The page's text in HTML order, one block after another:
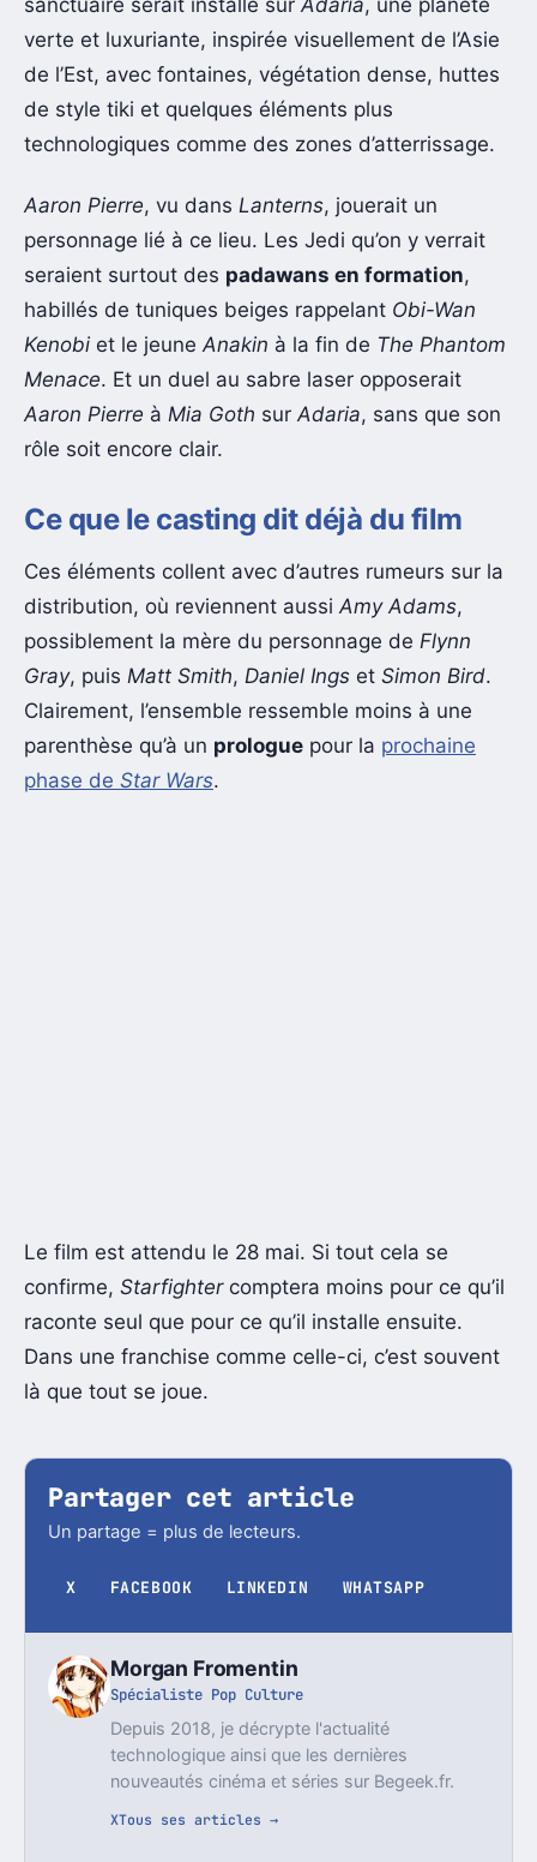
verte et luxuriante, inspirée visuellement de l’Asie
de l’Est, avec fontaines, végétation dense, huttes
de style tiki et quelques éléments plus
technologiques comme des zones d’atterrissage.
Aaron Pierre, vu dans Lanterns, jouerait un
personnage lié à ce lieu. Les Jedi qu’on y verrait
seraient surtout des padawans en formation,
habillés de tuniques beiges rappelant Obi-Wan
Kenobi et le jeuneAnakin à la fin de The Phantom
Menace. Et un duel au sabre laser opposerait
Aaron Pierre à Mia Goth surAdaria, sans que son
rôle soit encore clair.
Ce que le casting dit déjà du film
Ces éléments collent avec d’autres rumeurs sur la
distribution, où reviennent aussiAmy Adams,
possiblement la mère du personnage de Flynn
Gray, puis Matt Smith, Daniel Ings et Simon Bird.
Clairement, l’ensemble ressemble moins à une
parenthèse qu’à un prologue pour la prochaine
phase de Star Wars.
Le film est attendu le 28 mai. Si tout cela se
confirme, Starfightercomptera moins pour ce qu’il
raconte seul que pour ce qu’il installe ensuite.
Dans une franchise comme celle-ci, c’est souvent
là que tout se joue.
Partager cet article
Un partage = plus de lecteurs.
X FACEBOOK LINKEDIN WHATSAPP
Morgan Fromentin
Spécialiste Pop Culture
Depuis 2018, je décrypte l'actualité
technologique ainsi que les dernières
nouveautés cinéma et séries sur Begeek.fr.
XTous ses articles →